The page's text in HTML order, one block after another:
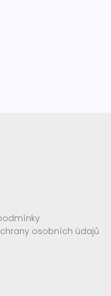
osobních údajů